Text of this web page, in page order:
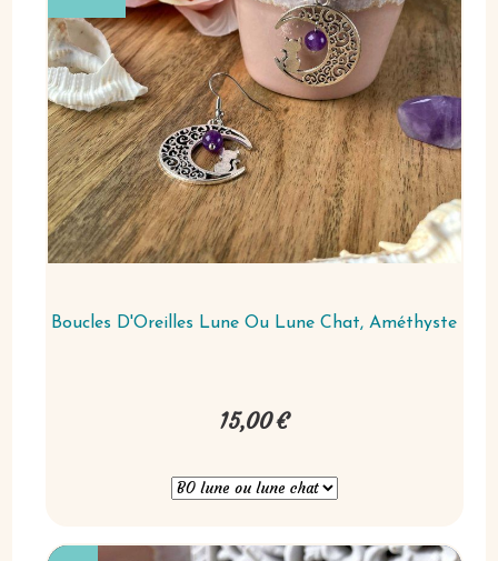
Boucles D'Oreilles Lune Ou Lune Chat, Améthyste
15,00€